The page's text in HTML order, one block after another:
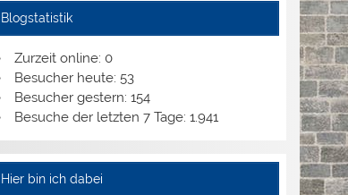
Blogstatistik
Zurzeit online: 0
Besucher heute: 53
Besucher gestern: 154
Besuche der letzten 7 Tage: 1.941
Hier bin ich dabei